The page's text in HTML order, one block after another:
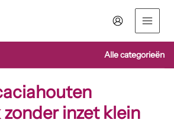
Alle categorieën
inzet klein